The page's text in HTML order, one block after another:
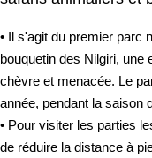
• Il s'agit du premier parc
bouquetin des Nilgiri, une
chèvre et menacée. Le
année, pendant la saison
• Pour visiter les parties
de réduire la distance à